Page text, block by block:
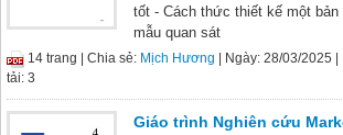
tốt - Cách thức thiết kế một bản
mẫu quan sát
14 trang | Chia sẻ: Mịch Hương | Ngày: 28/03/2025
tải: 3
Giáo trình Nghiên cứu